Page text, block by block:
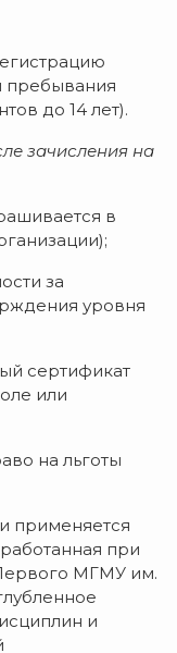
пребывания
до 14 лет).
зачисления на
в
за
уровня
сертификат
или
на льготы
применяется
при
МГМУ им.
и